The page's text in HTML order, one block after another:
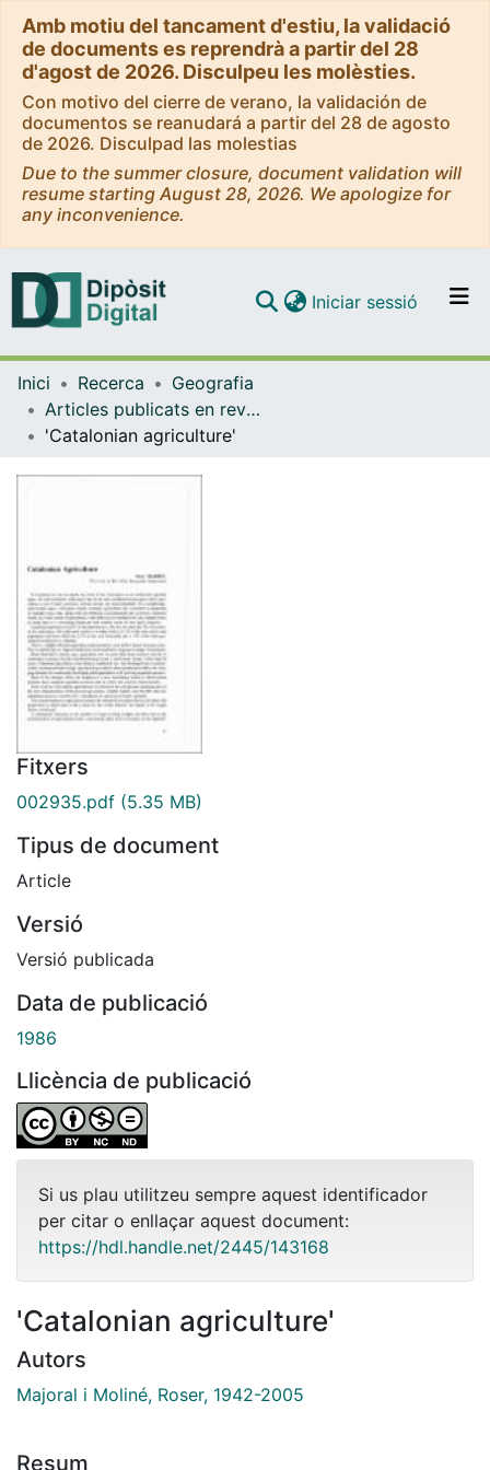
Amb motiu del tancament d'estiu, la validació
de documents es reprendrà a partir del 28
d'agost de 2026. Disculpeu les molèsties.
Con motivo del cierre de verano, la validación de
documentos se reanudará a partir del 28 de agosto
de 2026. Disculpad las molestias
Due to the summer closure, document validation will
resume starting August 28, 2026. We apologize for
any inconvenience.
Navega per tot el DD
Com publicar
Iniciar sessió (current)
Inici Recerca
Geografia
Articles publicats en revistes (Geografia)
'Catalonian agriculture'
Fitxers
002935.pdf (5.35 MB)
Tipus de document
Article
Versió
Versió publicada
Data de publicació
1986
Llicència de publicació
Si us plau utilitzeu sempre aquest identificador
per citar o enllaçar aquest document:
https://hdl.handle.net/2445/143168
'Catalonian agriculture'
Autors
Majoral i Moliné, Roser, 1942-2005
Resum